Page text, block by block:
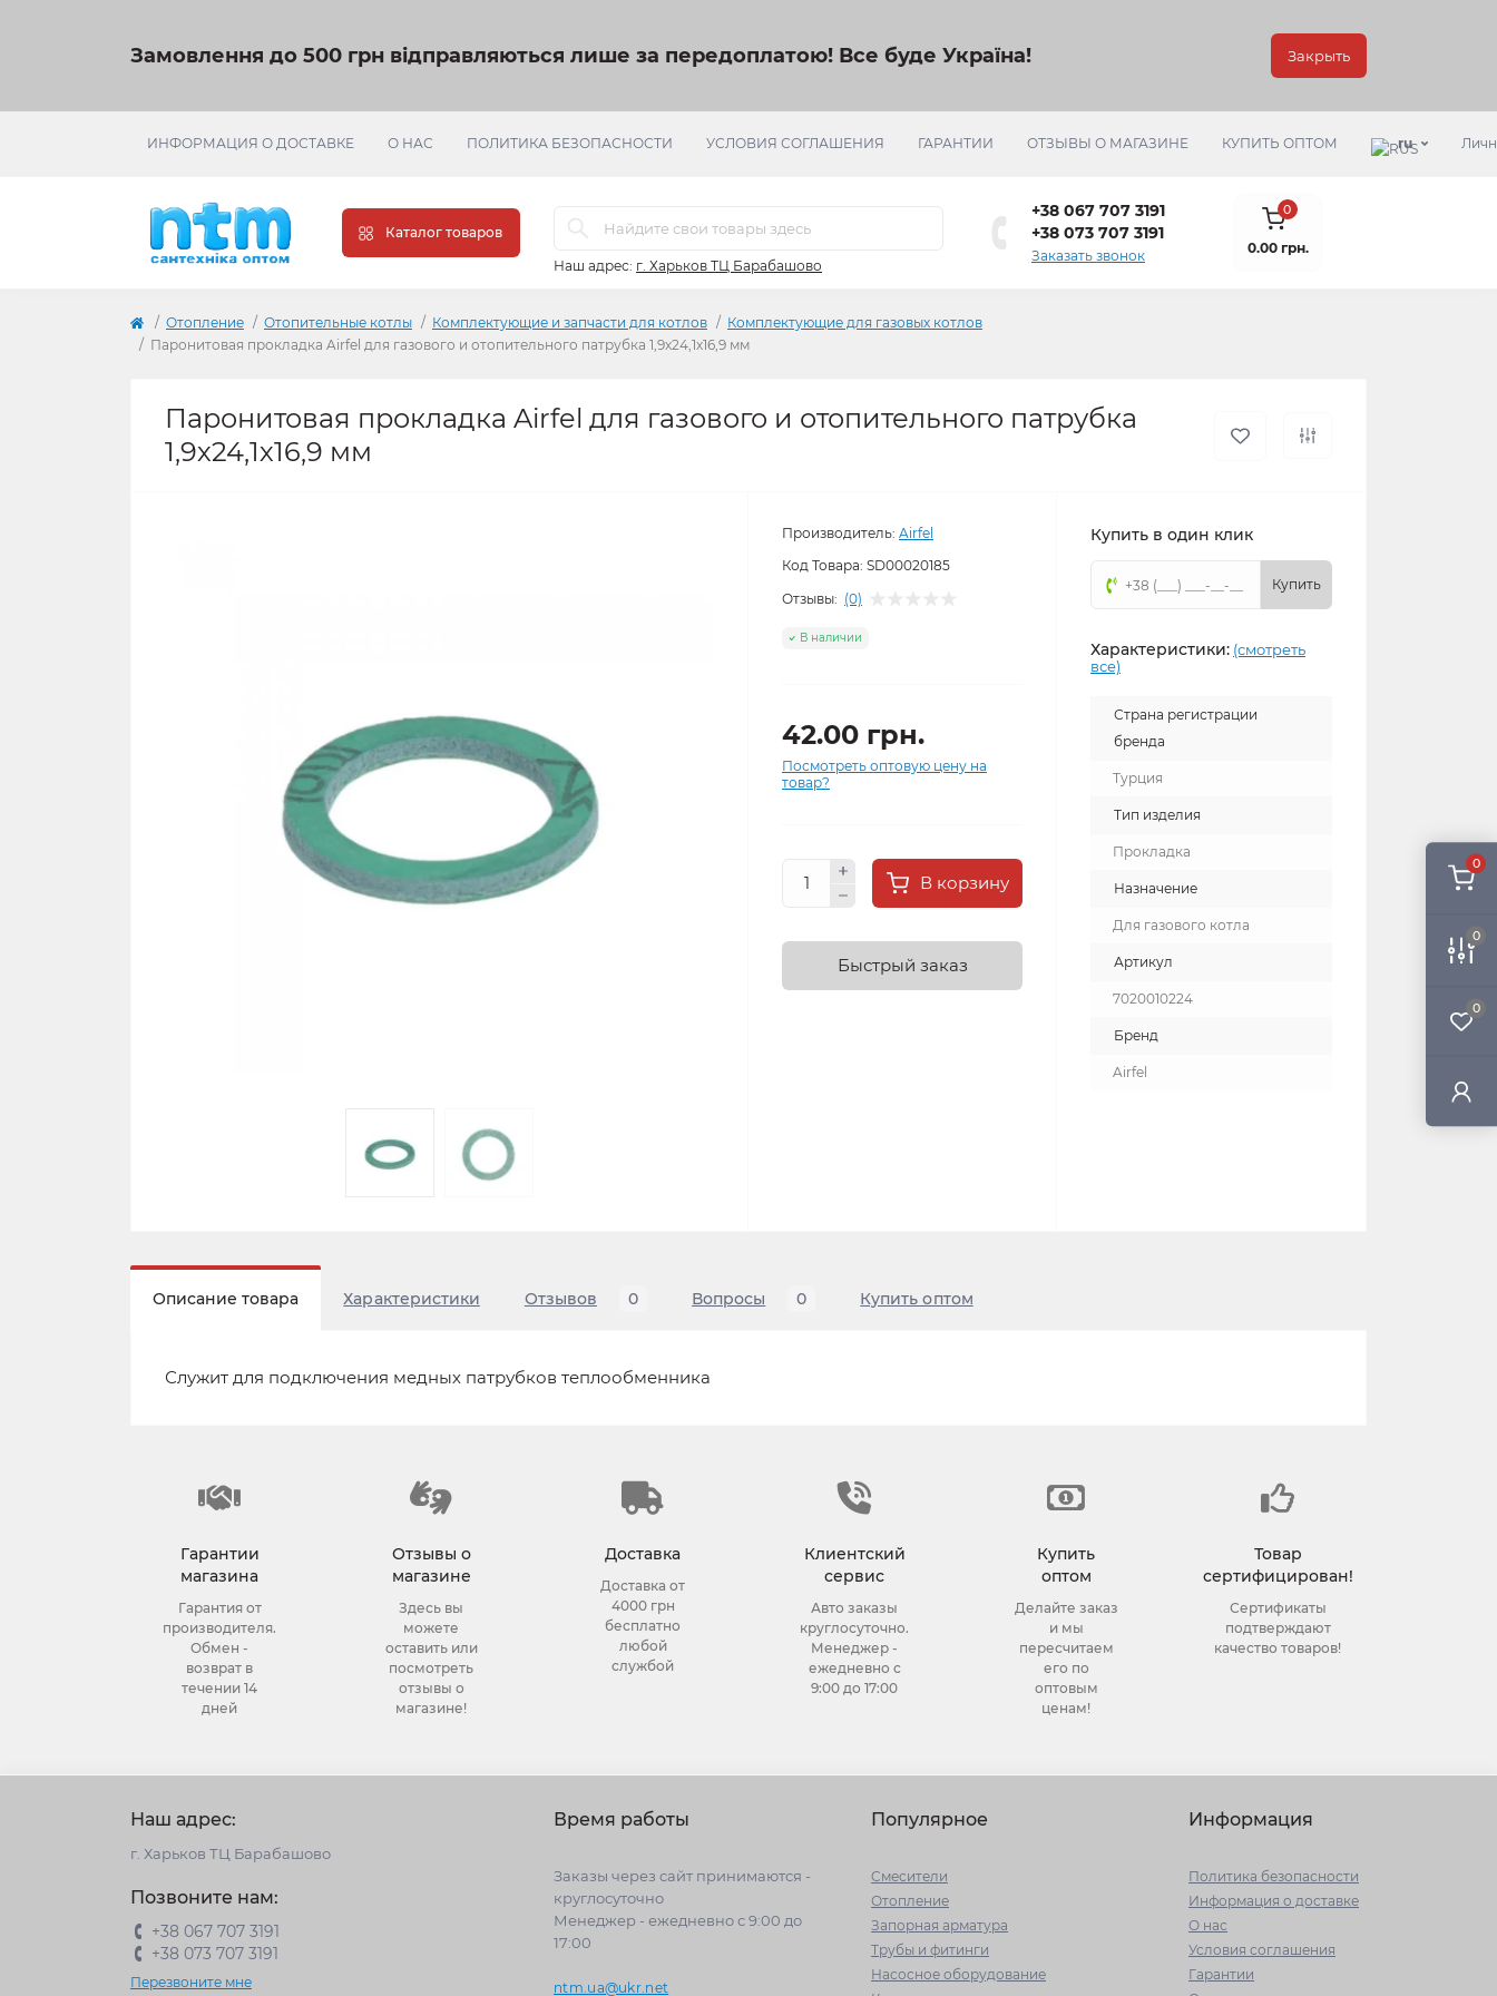
0
0
0
Замовлення до 500 грн відправляються лише за передоплатою! Все буде Україна! Закрыть
ИНФОРМАЦИЯ О ДОСТАВКЕ О НАС ПОЛИТИКА БЕЗОПАСНОСТИ УСЛОВИЯ СОГЛАШЕНИЯ ГАРАНТИИ ОТЗЫВЫ О МАГАЗИНЕ КУПИТЬ ОПТОМ ru
Каталог товаров
Наш адрес: г. Харьков ТЦ Барабашово
+38 067 707 3191
+38 073 707 3191
Заказать звонок
0
0.00 грн.
Отопление Отопительные котлы Комплектующие и запчасти для котлов
Комплектующие для газовых котлов
Паронитовая прокладка Airfel для газового и отопительного патрубка 1,9х24,1х16,9 мм
Паронитовая прокладка Airfel для газового и отопительного патрубка
1,9х24,1х16,9 мм
Производитель: Airfel
Код Товара: SD00020185
Отзывы: (0)
В наличии
42.00 грн.
Посмотреть оптовую цену на
товар?
В корзину
Быстрый заказ
Купить в один клик
Купить
Характеристики: (смотреть
все)
Страна регистрации
бренда
Турция
Тип изделия
Прокладка
Назначение
Для газового котла
Артикул
7020010224
Бренд
Airfel
Описание товара Характеристики Отзывов 0 Вопросы 0 Купить оптом
Служит для подключения медных патрубков теплообменника
Гарантии
магазина
Гарантия от
производителя.
Обмен -
возврат в
течении 14
дней
Отзывы о
магазине
Здесь вы
можете
оставить или
посмотреть
отзывы о
магазине!
Доставка
Доставка от
4000 грн
бесплатно
любой
службой
Клиентский
сервис
Авто заказы
круглосуточно.
Менеджер -
ежедневно с
9:00 до 17:00
Купить
оптом
Делайте заказ
и мы
пересчитаем
его по
оптовым
ценам!
Товар
сертифицирован!
Сертификаты
подтверждают
качество товаров!
Наш адрес:
г. Харьков ТЦ Барабашово
Позвоните нам:
+38 067 707 3191
+38 073 707 3191
Перезвоните мне
Время работы
Заказы через сайт принимаются -
круглосуточно
Менеджер - ежедневно с 9:00 до
17:00
ntm.ua@ukr.net
Популярное
Cмесители
Отопление
Запорная арматура
Трубы и фитинги
Насосное оборудование
Информация
Политика безопасности
Информация о доставке
О нас
Условия соглашения
Гарантии